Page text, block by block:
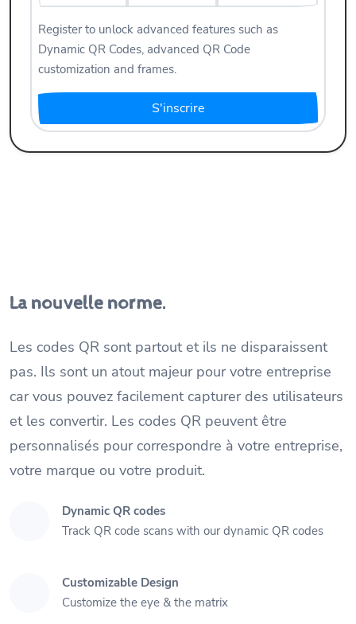
Register to unlock advanced features such as
Dynamic QR Codes, advanced QR Code
customization and frames.
S'inscrire
La nouvelle norme.
Les codes QR sont partout et ils ne disparaissent
pas. Ils sont un atout majeur pour votre entreprise
car vous pouvez facilement capturer des utilisateurs
et les convertir. Les codes QR peuvent être
personnalisés pour correspondre à votre entreprise,
votre marque ou votre produit.
Dynamic QR codes
Track QR code scans with our dynamic QR codes
Customizable Design
Customize the eye & the matrix